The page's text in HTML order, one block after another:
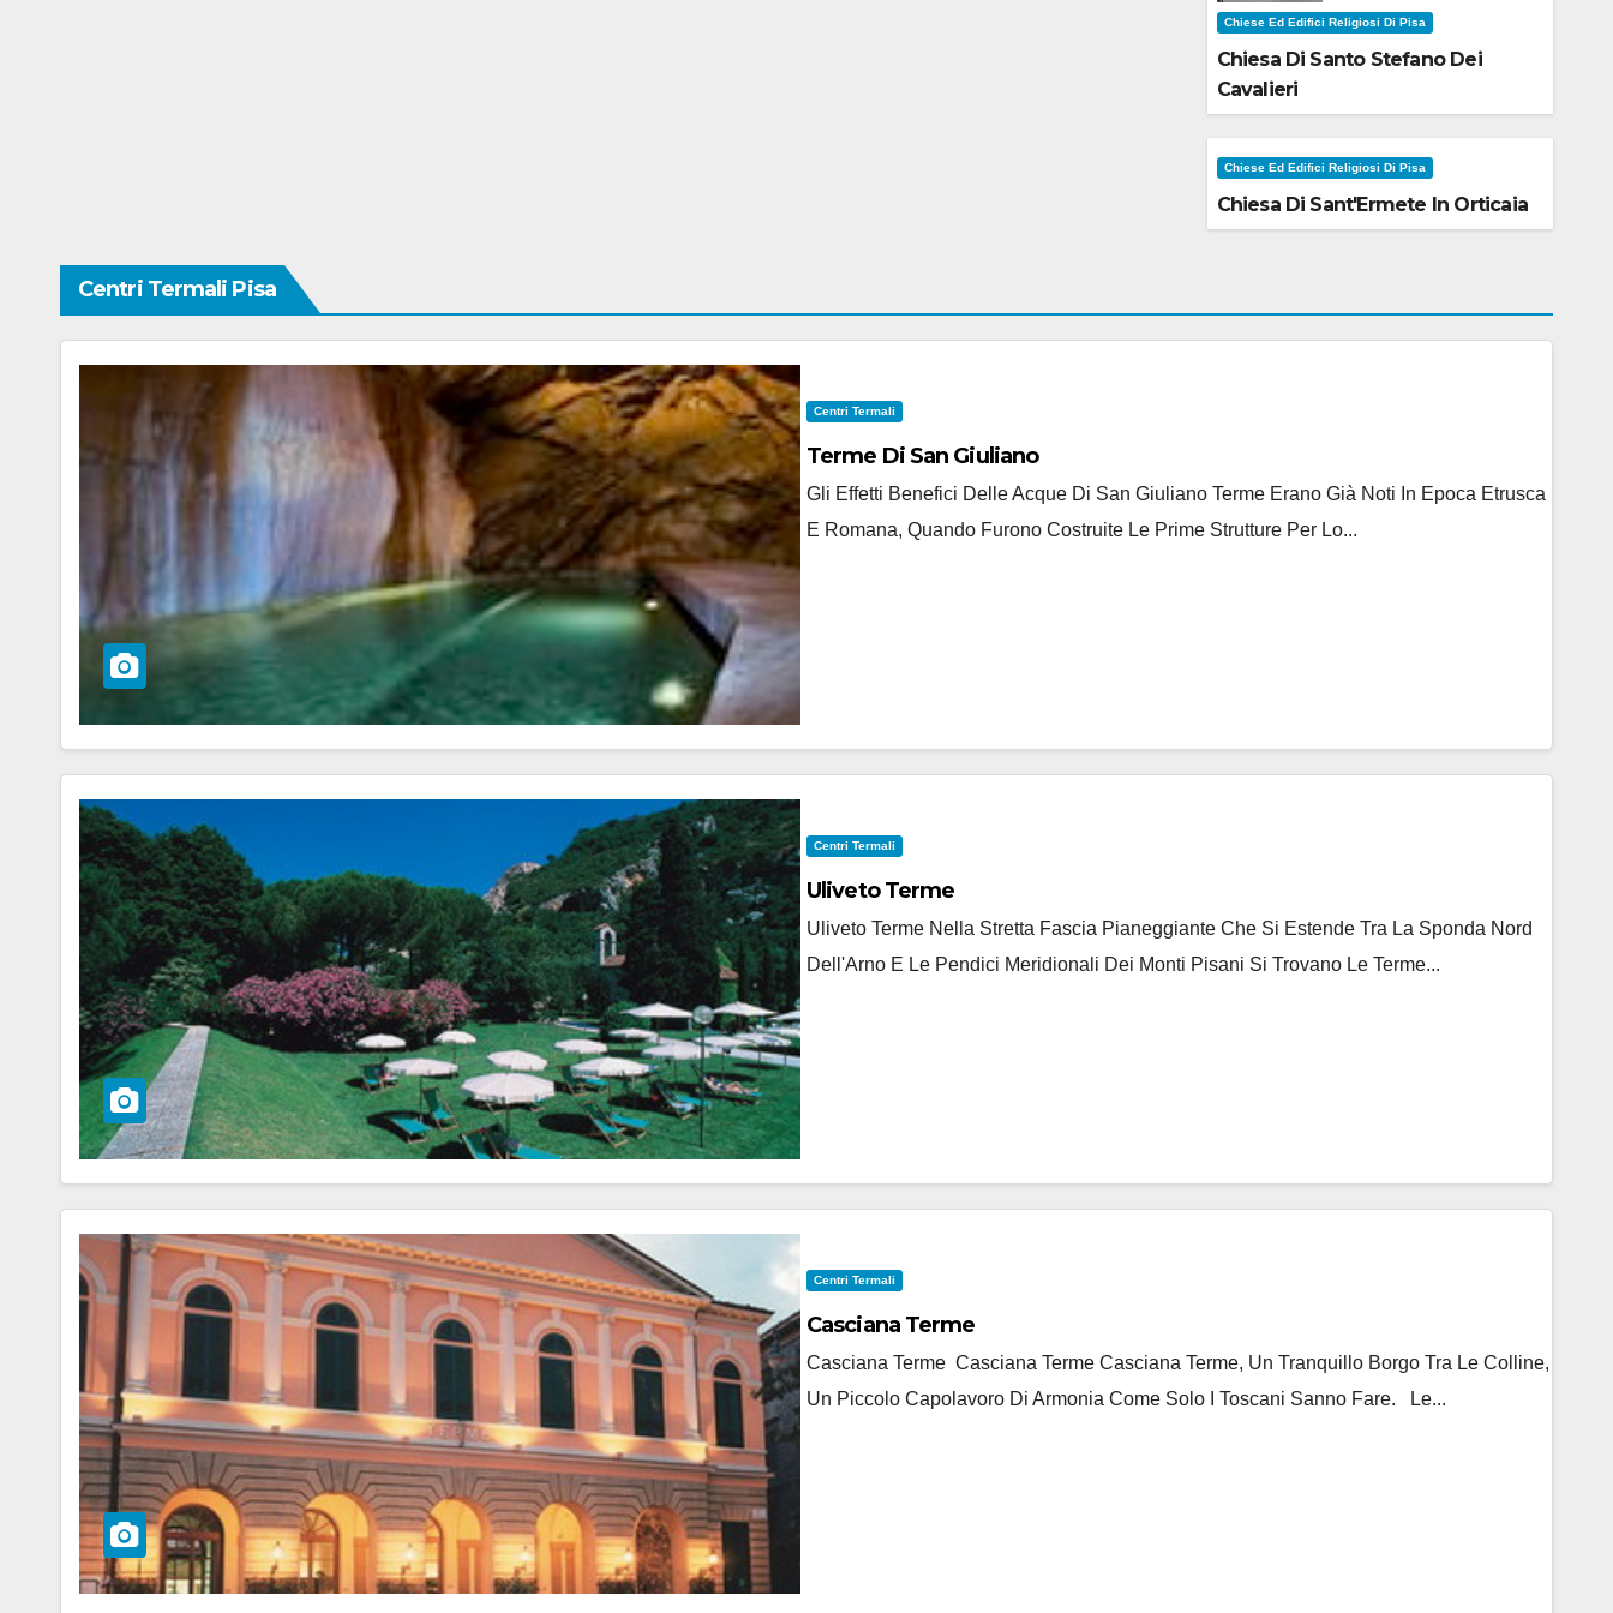
Chiese Ed Edifici Religiosi Di Pisa
Chiesa Di Santo Stefano Dei
Cavalieri
Chiese Ed Edifici Religiosi Di Pisa
Chiesa Di Sant'Ermete In Orticaia
Centri Termali Pisa
Centri Termali
Terme Di San Giuliano
Gli Effetti Benefici Delle Acque Di San Giuliano Terme Erano Già Noti In Epoca Etrusca
E Romana, Quando Furono Costruite Le Prime Strutture Per Lo...
Centri Termali
Uliveto Terme
Uliveto Terme Nella Stretta Fascia Pianeggiante Che Si Estende Tra La Sponda Nord
Dell'Arno E Le Pendici Meridionali Dei Monti Pisani Si Trovano Le Terme...
Centri Termali
Casciana Terme
Casciana Terme Casciana Terme Casciana Terme, Un Tranquillo Borgo Tra Le Colline,
Un Piccolo Capolavoro Di Armonia Come Solo I Toscani Sanno Fare. Le...